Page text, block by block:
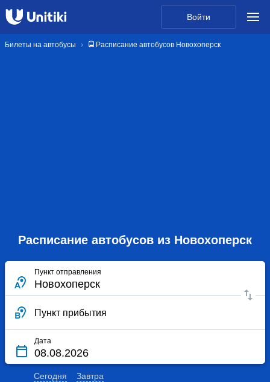
Войти
Билеты на автобусы 🚍 Расписание автобусов Новохоперск
Расписание автобусов из Новохоперск
Пункт отправления
Пункт прибытия
Дата
Сегодня Завтра